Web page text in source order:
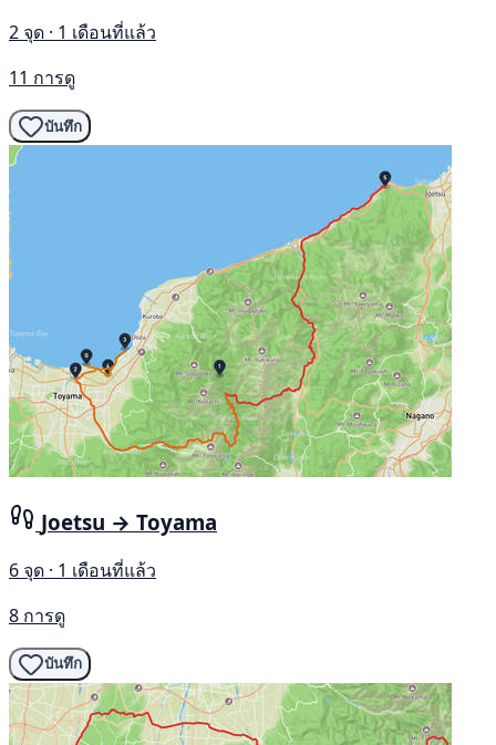
2 จุด · 1 เดือนที่แล้ว
11 การดู
บันทึก
Joetsu → Toyama
6 จุด · 1 เดือนที่แล้ว
8 การดู
บันทึก